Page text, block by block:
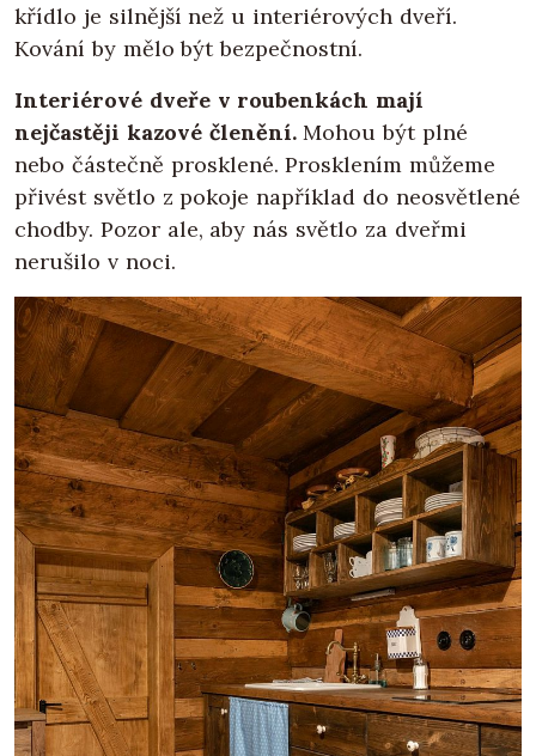
křídlo je silnější než u interiérových dveří.
Kování by mělo být bezpečnostní.
Interiérové dveře v roubenkách mají
nejčastěji kazové členění.Mohou být plné
nebo částečně prosklené. Prosklením můžeme
přivést světlo z pokoje například do neosvětlené
chodby. Pozor ale, aby nás světlo za dveřmi
nerušilo v noci.